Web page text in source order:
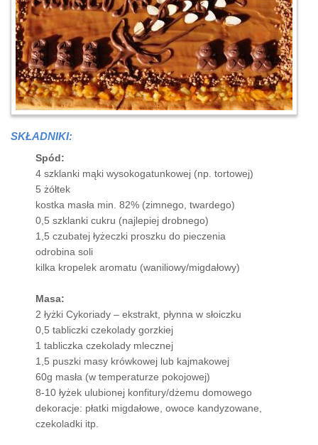
SKŁADNIKI:
Spód:
4 szklanki mąki wysokogatunkowej (np. tortowej)
5 żółtek
kostka masła min. 82% (zimnego, twardego)
0,5 szklanki cukru (najlepiej drobnego)
1,5 czubatej łyżeczki proszku do pieczenia
odrobina soli
kilka kropelek aromatu (waniliowy/migdałowy)
Masa:
2 łyżki Cykoriady – ekstrakt, płynna w słoiczku
0,5 tabliczki czekolady gorzkiej
1 tabliczka czekolady mlecznej
1,5 puszki masy krówkowej lub kajmakowej
60g masła (w temperaturze pokojowej)
8-10 łyżek ulubionej konfitury/dżemu domowego
dekoracje: płatki migdałowe, owoce kandyzowane,
czekoladki itp.